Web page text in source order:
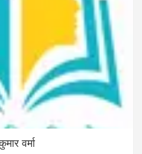
वर्मा